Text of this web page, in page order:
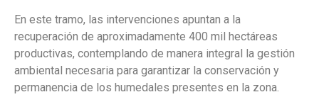
En este tramo, las intervenciones apuntan a la
recuperación de aproximadamente 400 mil hectáreas
productivas, contemplando de manera integral la gestión
ambiental necesaria para garantizar la conservación y
permanencia de los humedales presentes en la zona.